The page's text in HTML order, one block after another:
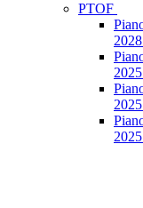
PTOF